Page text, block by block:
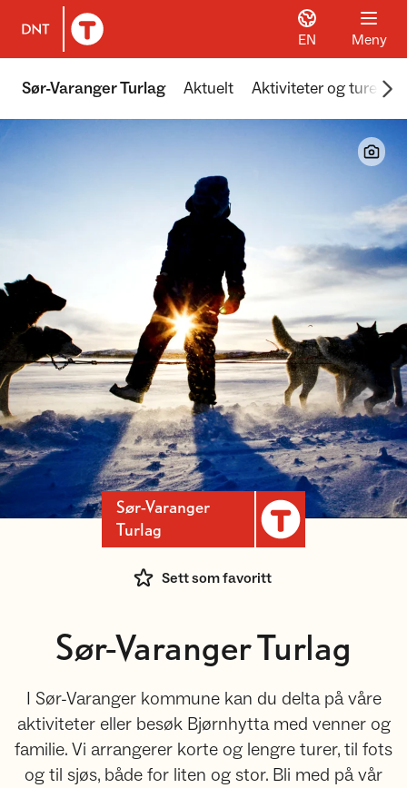
Til DNT.no forside
EN Meny
Sør-Varanger Turlag Aktuelt Aktiviteter og turer
Sør-Varanger
Turlag
Sett som favoritt
Sør-Varanger Turlag
I Sør-Varanger kommune kan du delta på våre
aktiviteter eller besøk Bjørnhytta med venner og
familie. Vi arrangerer korte og lengre turer, til fots
og til sjøs, både for liten og stor. Bli med på vår